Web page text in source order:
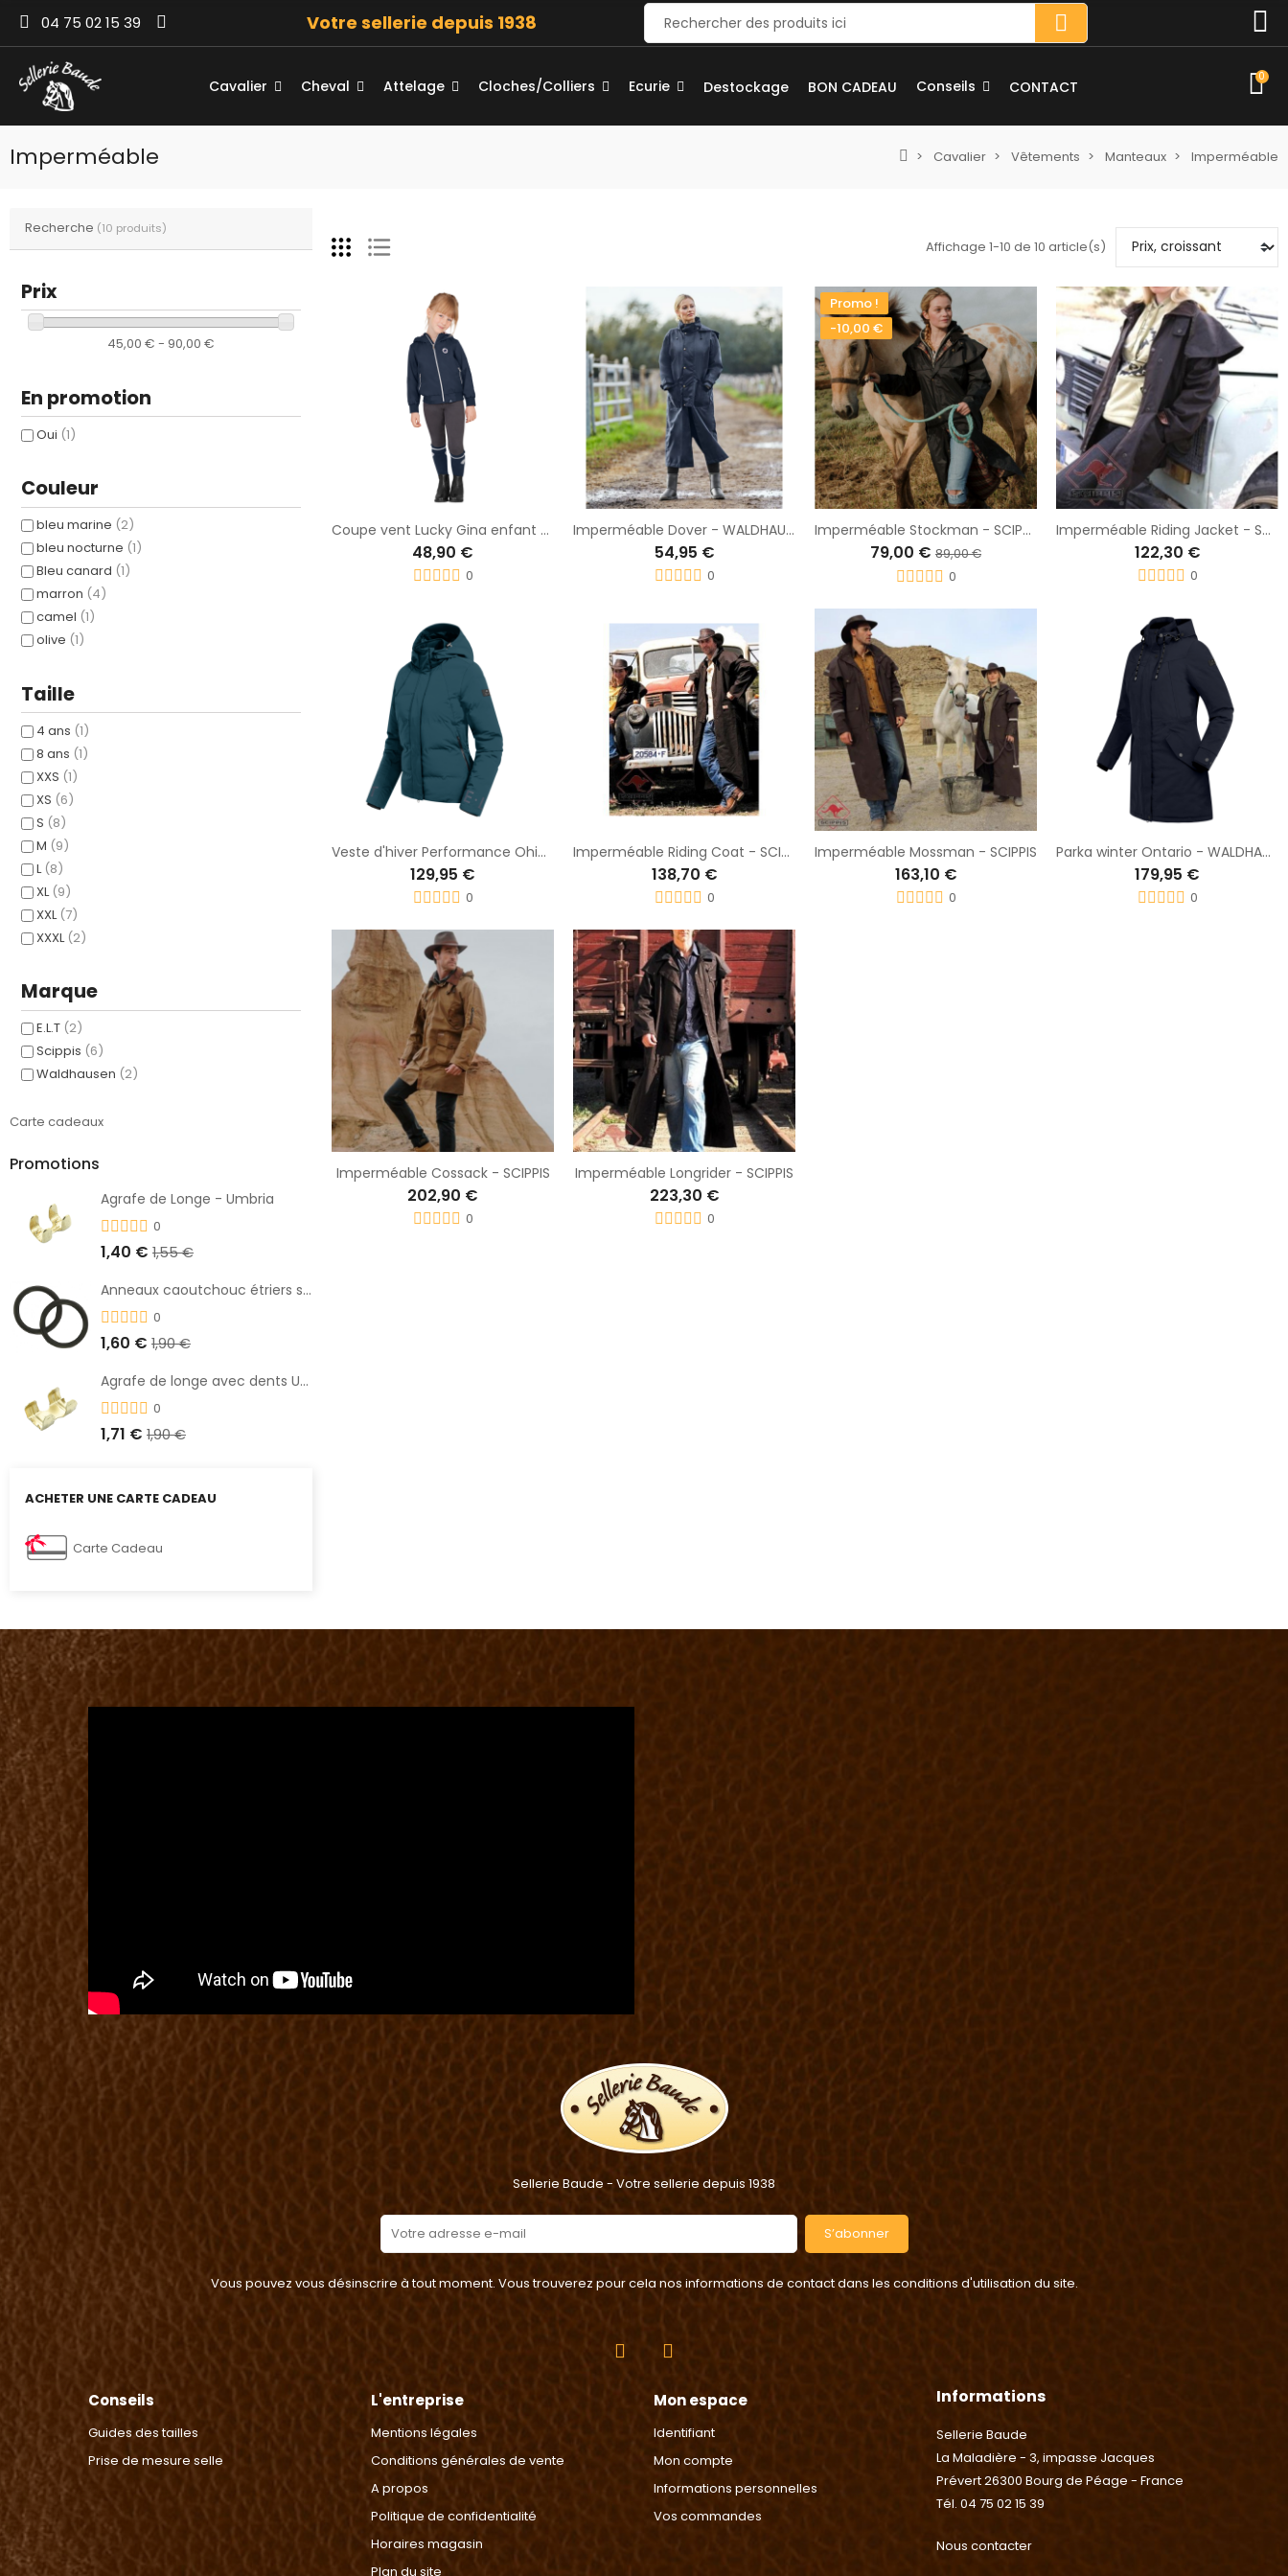
04 75 02 15 39 Votre sellerie depuis 1938
Cavalier Cheval Attelage Cloches/Colliers Ecurie Destockage BON CADEAU Conseils CONTACT
0
Imperméable Cavalier Vêtements Manteaux Imperméable
Recherche (10 produits)
Prix
45,00 € - 90,00 €
En promotion
Oui (1)
Couleur
bleu marine (2)
bleu nocturne (1)
Bleu canard (1)
marron (4)
camel (1)
olive (1)
Taille
4 ans (1)
8 ans (1)
XXS (1)
XS (6)
S (8)
M (9)
L (8)
XL (9)
XXL (7)
XXXL (2)
Marque
E.L.T (2)
Scippis (6)
Waldhausen (2)
Carte cadeaux
Promotions
Agrafe de Longe - Umbria
0
1,40 € 1,55 €
Anneaux caoutchouc étriers sécurité
0
1,60 € 1,90 €
Agrafe de longe avec dents UMBRIA
0
1,71 € 1,90 €
ACHETER UNE CARTE CADEAU
Carte Cadeau
Affichage 1-10 de 10 article(s)
Coupe vent Lucky Gina enfant - ELT
48,90 €
0
Imperméable Dover - WALDHAUSEN
54,95 €
0
Promo !
-10,00 €
Imperméable Stockman - SCIPPIS
79,00 € 89,00 €
0
Imperméable Riding Jacket - SCIPPIS
122,30 €
0
Veste d'hiver Performance Ohio - ELT
129,95 €
0
Imperméable Riding Coat - SCIPPIS
138,70 €
0
Imperméable Mossman - SCIPPIS
163,10 €
0
Parka winter Ontario - WALDHAUSEN
179,95 €
0
Imperméable Cossack - SCIPPIS
202,90 €
0
Imperméable Longrider - SCIPPIS
223,30 €
0
Sellerie Baude - Votre sellerie depuis 1938
S’abonner
Vous pouvez vous désinscrire à tout moment. Vous trouverez pour cela nos informations de contact dans les conditions d'utilisation du site.
Conseils
Guides des tailles
Prise de mesure selle
L'entreprise
Mentions légales
Conditions générales de vente
A propos
Politique de confidentialité
Horaires magasin
Plan du site
Mon espace
Identifiant
Mon compte
Informations personnelles
Vos commandes
Informations
Sellerie Baude
La Maladière - 3, impasse Jacques
Prévert 26300 Bourg de Péage - France
Tél. 04 75 02 15 39
Nous contacter